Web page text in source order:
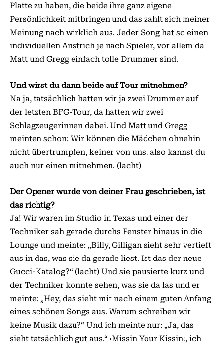
Platte zu haben, die beide ihre ganz eigene
Persönlichkeit mitbringen und das zahlt sich meiner
Meinung nach wirklich aus. Jeder Song hat so einen
individuellen Anstrich je nach Spieler, vor allem da
Matt und Gregg einfach tolle Drummer sind.
Und wirst du dann beide auf Tour mitnehmen?
Na ja, tatsächlich hatten wir ja zwei Drummer auf
der letzten BFG-Tour, da hatten wir zwei
Schlagzeugerinnen dabei. Und Matt und Gregg
meinten schon: Wir können die Mädchen ohnehin
nicht übertrumpfen, keiner von uns, also kannst du
auch nur einen mitnehmen. (lacht)
Der Opener wurde von deiner Frau geschrieben, ist
das richtig?
Ja! Wir waren im Studio in Texas und einer der
Techniker sah gerade durchs Fenster hinaus in die
Lounge und meinte: „Billy, Gilligan sieht sehr vertieft
aus in das, was sie da gerade liest. Ist das der neue
Gucci-Katalog?“ (lacht) Und sie pausierte kurz und
der Techniker konnte sehen, was sie da las und er
meinte: „Hey, das sieht mir nach einem guten Anfang
eines schönen Songs aus. Warum schreiben wir
keine Musik dazu?“ Und ich meinte nur: „Ja, das
sieht tatsächlich gut aus.“ ›Missin Your Kissin‹, ich